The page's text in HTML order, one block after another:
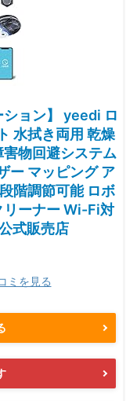
ション】 yeedi ロ
水拭き両用 乾燥
物回避システム
ー マッピング ア
階調節可能 ロボ
リーナー Wi-Fi対
式販売店
ミを見る